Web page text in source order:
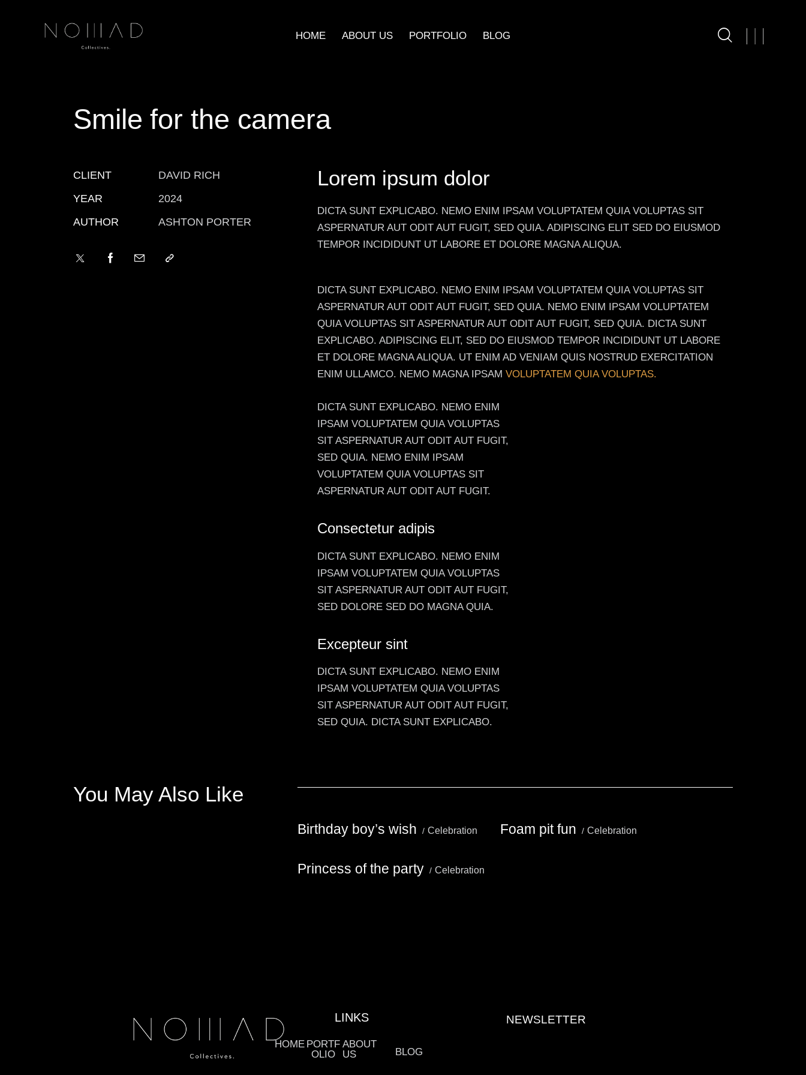
HOME ABOUT US PORTFOLIO BLOG
Smile for the camera
CLIENT
DAVID RICH
YEAR
2024
AUTHOR
ASHTON PORTER
Lorem ipsum dolor
DICTA SUNT EXPLICABO. NEMO ENIM IPSAM VOLUPTATEM QUIA VOLUPTAS SIT
ASPERNATUR AUT ODIT AUT FUGIT, SED QUIA. ADIPISCING ELIT SED DO EIUSMOD
TEMPOR INCIDIDUNT UT LABORE ET DOLORE MAGNA ALIQUA.
DICTA SUNT EXPLICABO. NEMO ENIM IPSAM VOLUPTATEM QUIA VOLUPTAS SIT
ASPERNATUR AUT ODIT AUT FUGIT, SED QUIA. NEMO ENIM IPSAM VOLUPTATEM
QUIA VOLUPTAS SIT ASPERNATUR AUT ODIT AUT FUGIT, SED QUIA. DICTA SUNT
EXPLICABO. ADIPISCING ELIT, SED DO EIUSMOD TEMPOR INCIDIDUNT UT LABORE
ET DOLORE MAGNA ALIQUA. UT ENIM AD VENIAM QUIS NOSTRUD EXERCITATION
ENIM ULLAMCO. NEMO MAGNA IPSAM VOLUPTATEM QUIA VOLUPTAS.
DICTA SUNT EXPLICABO. NEMO ENIM
IPSAM VOLUPTATEM QUIA VOLUPTAS
SIT ASPERNATUR AUT ODIT AUT FUGIT,
SED QUIA. NEMO ENIM IPSAM
VOLUPTATEM QUIA VOLUPTAS SIT
ASPERNATUR AUT ODIT AUT FUGIT.
Consectetur adipis
DICTA SUNT EXPLICABO. NEMO ENIM
IPSAM VOLUPTATEM QUIA VOLUPTAS
SIT ASPERNATUR AUT ODIT AUT FUGIT,
SED DOLORE SED DO MAGNA QUIA.
Excepteur sint
DICTA SUNT EXPLICABO. NEMO ENIM
IPSAM VOLUPTATEM QUIA VOLUPTAS
SIT ASPERNATUR AUT ODIT AUT FUGIT,
SED QUIA. DICTA SUNT EXPLICABO.
You May Also Like
Celebration
Birthday boy’s wish Celebration
Foam pit fun
Celebration
Princess of the party
LINKS
HOME PORTF
OLIO
ABOUT
US
BLOG
NEWSLETTER